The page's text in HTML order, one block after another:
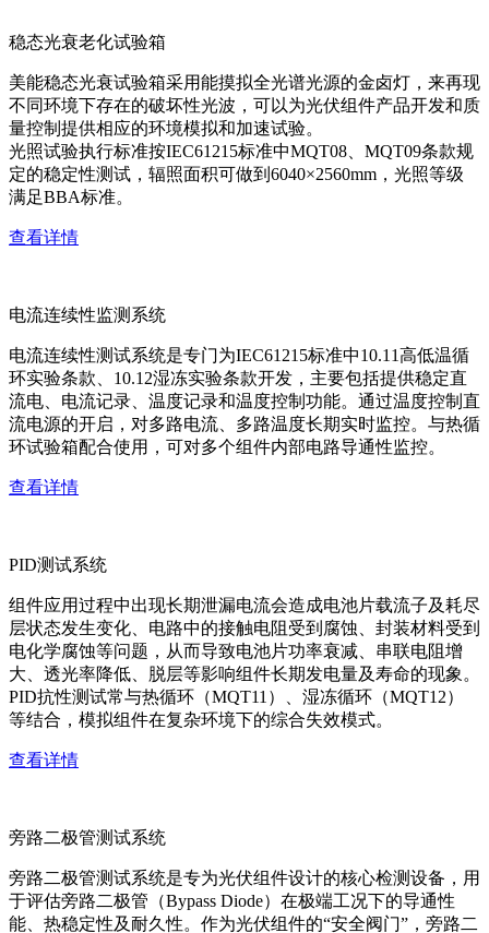
稳态光衰老化试验箱
美能稳态光衰试验箱采用能摸拟全光谱光源的金卤灯，来再现
不同环境下存在的破坏性光波，可以为光伏组件产品开发和质
量控制提供相应的环境模拟和加速试验。
光照试验执行标准按IEC61215标准中MQT08、MQT09条款规
定的稳定性测试，辐照面积可做到6040×2560mm，光照等级
满足BBA标准。
查看详情
电流连续性监测系统
电流连续性测试系统是专门为IEC61215标准中10.11高低温循
环实验条款、10.12湿冻实验条款开发，主要包括提供稳定直
流电、电流记录、温度记录和温度控制功能。通过温度控制直
流电源的开启，对多路电流、多路温度长期实时监控。与热循
环试验箱配合使用，可对多个组件内部电路导通性监控。
查看详情
PID测试系统
组件应用过程中出现长期泄漏电流会造成电池片载流子及耗尽
层状态发生变化、电路中的接触电阻受到腐蚀、封装材料受到
电化学腐蚀等问题，从而导致电池片功率衰减、串联电阻增
大、透光率降低、脱层等影响组件长期发电量及寿命的现象。
PID抗性测试常与热循环（MQT11）、湿冻循环（MQT12）
等结合，模拟组件在复杂环境下的综合失效模式。
查看详情
旁路二极管测试系统
旁路二极管测试系统是专为光伏组件设计的核心检测设备，用
于评估旁路二极管（Bypass Diode）在极端工况下的导通性
能、热稳定性及耐久性。作为光伏组件的“安全阀门”，旁路二